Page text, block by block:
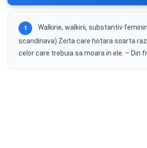
1
Walkirie, walkirii, substantiv
scandinava) Zeita care hotara soarta
celor care trebuia sa moara in ele. – Din